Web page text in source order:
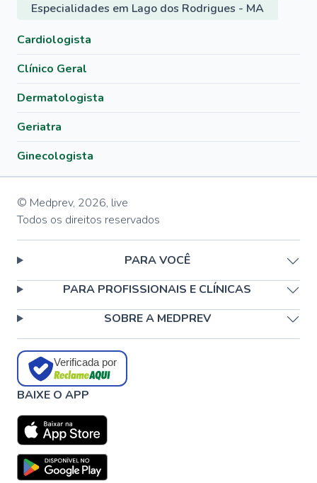
Especialidades em Lago dos Rodrigues - MA
Cardiologista
Clínico Geral
Dermatologista
Geriatra
Ginecologista
© Medprev, 2026, live
Todos os direitos reservados
PARA VOCÊ
PARA PROFISSIONAIS E CLÍNICAS
SOBRE A MEDPREV
Verificada por
BAIXE O APP